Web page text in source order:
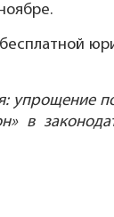
упрощение
в